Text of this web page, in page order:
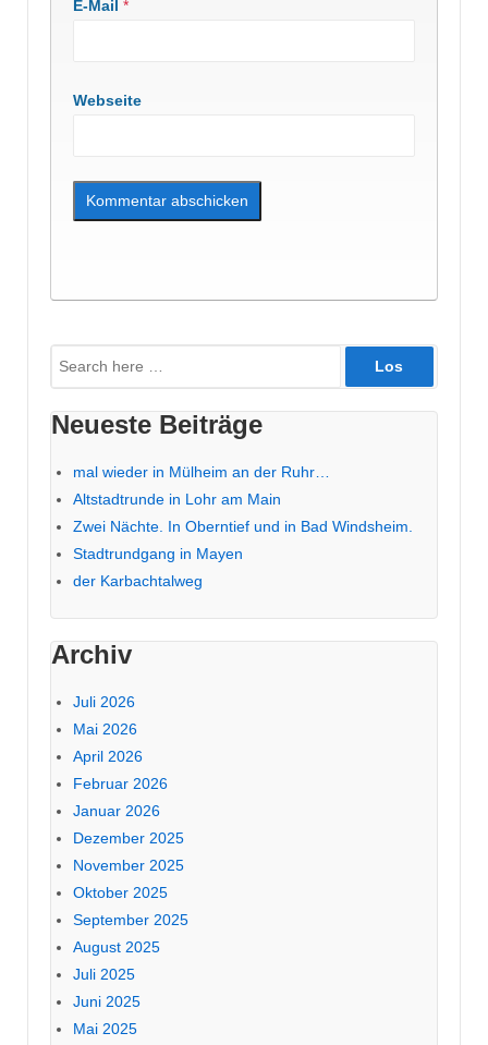
E-Mail *
Webseite
Suche
nach:
Neueste Beiträge
mal wieder in Mülheim an der Ruhr…
Altstadtrunde in Lohr am Main
Zwei Nächte. In Oberntief und in Bad Windsheim.
Stadtrundgang in Mayen
der Karbachtalweg
Archiv
Juli 2026
Mai 2026
April 2026
Februar 2026
Januar 2026
Dezember 2025
November 2025
Oktober 2025
September 2025
August 2025
Juli 2025
Juni 2025
Mai 2025